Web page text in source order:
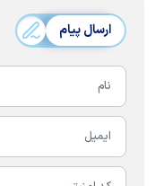
ارسال پیام